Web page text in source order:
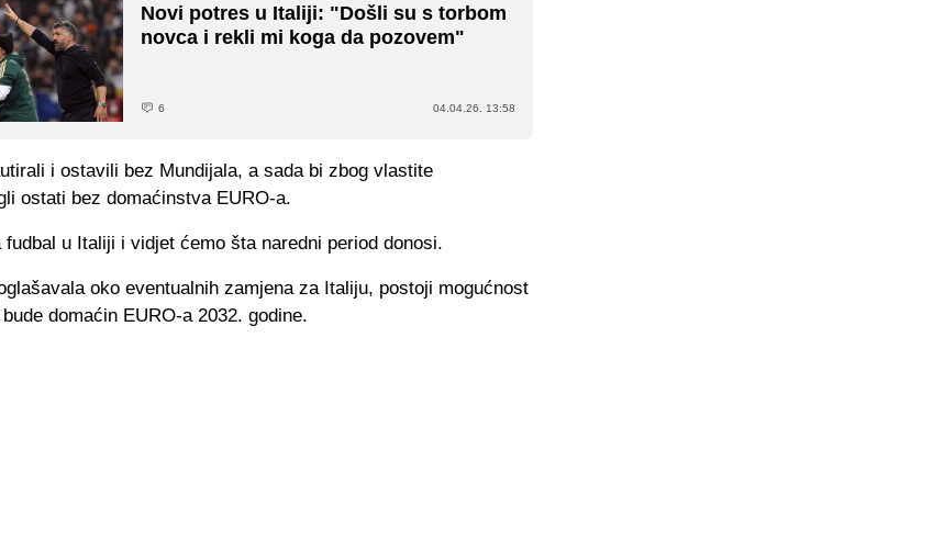
Novi potres u Italiji: "Došli su s torbom
novca i rekli mi koga da pozovem"
6 04.04.26. 13:58
i ostavili bez Mundijala, a sada bi zbog vlastite
ostati bez domaćinstva EURO-a.
u Italiji i vidjet ćemo šta naredni period donosi.
oko eventualnih zamjena za Italiju, postoji mogućnost
domaćin EURO-a 2032. godine.